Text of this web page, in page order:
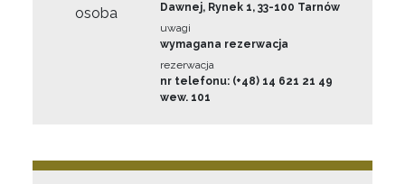
osoba
Dawnej, Rynek 1, 33-100 Tarnów
uwagi
wymagana rezerwacja
rezerwacja
nr telefonu: (+48) 14 621 21 49
wew. 101